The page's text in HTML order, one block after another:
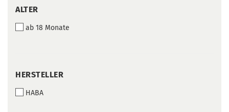
ALTER
ALTER
ab 18 Monate
HERSTELLER
HERSTELLER
HABA